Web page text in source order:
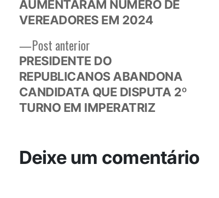
Post anteriorPost
anterior:
PRESIDENTE DO
REPUBLICANOS ABANDONA
CANDIDATA QUE DISPUTA 2º
TURNO EM IMPERATRIZ
AUMENTARAM NÚMERO DE
VEREADORES EM 2024
Deixe um comentário